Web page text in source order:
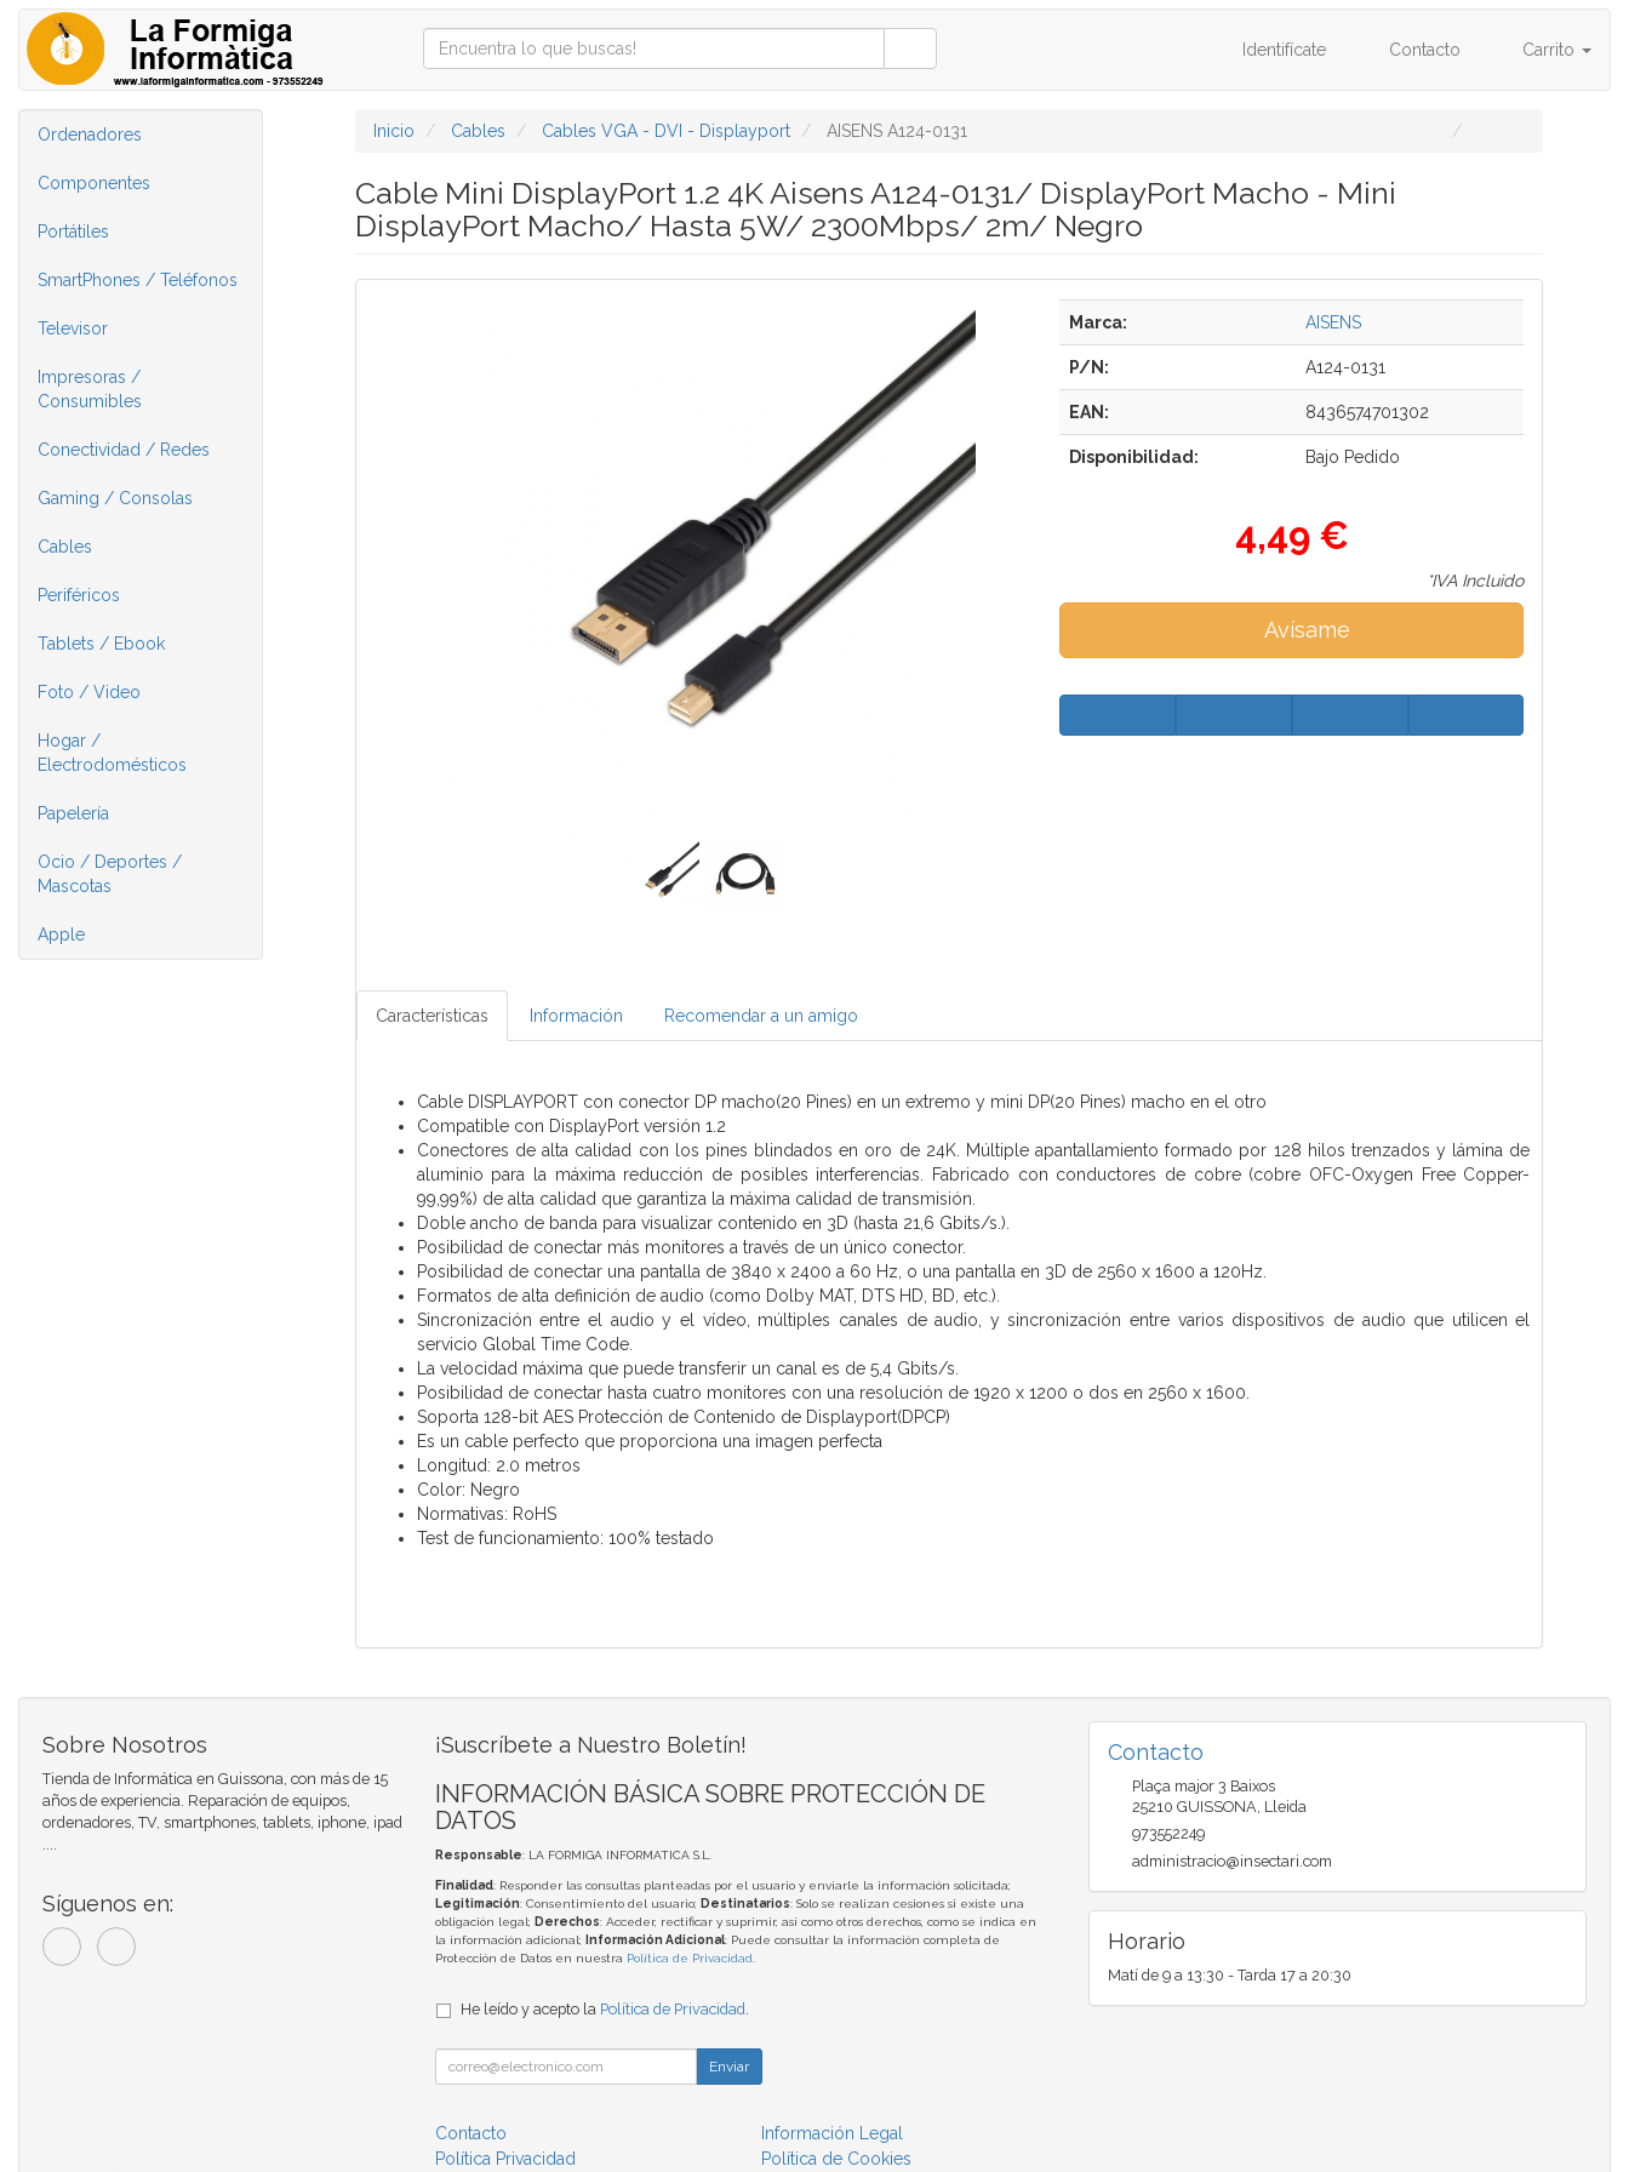
Identifícate Contacto Carrito
Ordenadores
Componentes
Portátiles
SmartPhones / Teléfonos
Televisor
Impresoras /
Consumibles
Conectividad / Redes
Gaming / Consolas
Cables
Periféricos
Tablets / Ebook
Foto / Video
Hogar /
Electrodomésticos
Papelería
Ocio / Deportes /
Mascotas
Apple
Inicio Cables Cables VGA - DVI - Displayport AISENS A124-0131
Cable Mini DisplayPort 1.2 4K Aisens A124-0131/ DisplayPort Macho - Mini
DisplayPort Macho/ Hasta 5W/ 2300Mbps/ 2m/ Negro
Marca: AISENS
P/N: A124-0131
EAN: 8436574701302
Disponibilidad: Bajo Pedido
4,49 €
*IVA Incluido
Avísame
Características Información Recomendar a un amigo
Cable DISPLAYPORT con conector DP macho(20 Pines) en un extremo y mini DP(20 Pines) macho en el otro
Compatible con DisplayPort versión 1.2
Conectores de alta calidad con los pines blindados en oro de 24K. Múltiple apantallamiento formado por 128 hilos trenzados y lámina de
aluminio para la máxima reducción de posibles interferencias. Fabricado con conductores de cobre (cobre OFC-Oxygen Free Copper-
99,99%) de alta calidad que garantiza la máxima calidad de transmisión.
Doble ancho de banda para visualizar contenido en 3D (hasta 21,6 Gbits/s.).
Posibilidad de conectar más monitores a través de un único conector.
Posibilidad de conectar una pantalla de 3840 x 2400 a 60 Hz, o una pantalla en 3D de 2560 x 1600 a 120Hz.
Formatos de alta definición de audio (como Dolby MAT, DTS HD, BD, etc.).
Sincronización entre el audio y el vídeo, múltiples canales de audio, y sincronización entre varios dispositivos de audio que utilicen el
servicio Global Time Code.
La velocidad máxima que puede transferir un canal es de 5,4 Gbits/s.
Posibilidad de conectar hasta cuatro monitores con una resolución de 1920 x 1200 o dos en 2560 x 1600.
Soporta 128-bit AES Protección de Contenido de Displayport(DPCP)
Es un cable perfecto que proporciona una imagen perfecta
Longitud: 2.0 metros
Color: Negro
Normativas: RoHS
Test de funcionamiento: 100% testado
Sobre Nosotros
Tienda de Informática en Guissona, con más de 15
años de experiencia. Reparación de equipos,
ordenadores, TV, smartphones, tablets, iphone, ipad
....
Síguenos en:
¡Suscríbete a Nuestro Boletín!
INFORMACIÓN BÁSICA SOBRE PROTECCIÓN DE
DATOS
Responsable: LA FORMIGA INFORMATICA S.L.
Finalidad: Responder las consultas planteadas por el usuario y enviarle la información solicitada;
Legitimación: Consentimiento del usuario; Destinatarios: Solo se realizan cesiones si existe una
obligación legal; Derechos: Acceder, rectificar y suprimir, así como otros derechos, como se indica en
la información adicional;
Información Adicional: Puede consultar la información completa de
Protección de Datos en nuestra Política de Privacidad.
He leído y acepto la Política de Privacidad.
Enviar
Contacto
Información Legal
Política Privacidad
Política de Cookies
Contacto
Plaça major 3 Baixos
25210 GUISSONA, Lleida
973552249
administracio@insectari.com
Horario
Matí de 9 a 13:30 - Tarda 17 a 20:30